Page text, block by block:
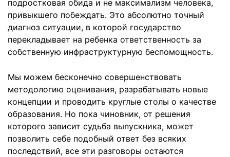
подростковая обида и не максимализм человека,
привыкшего побеждать. Это абсолютно точный
диагноз ситуации, в которой государство
перекладывает на ребенка ответственность за
собственную инфраструктурную беспомощность.
Мы можем бесконечно совершенствовать
методологию оценивания, разрабатывать новые
концепции и проводить круглые столы о качестве
образования. Но пока чиновник, от решения
которого зависит судьба выпускника, может
позволить себе подобный ответ без всяких
последствий, все эти разговоры остаются